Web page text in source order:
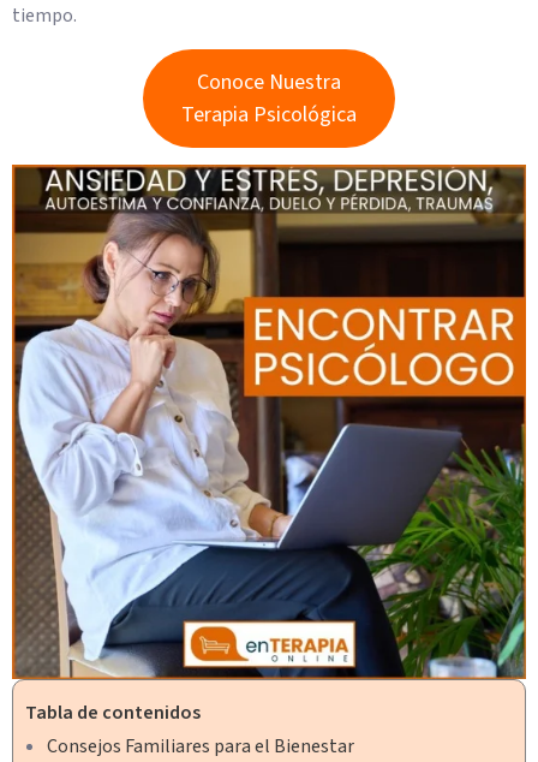
tiempo.
Conoce Nuestra
Terapia Psicológica
Tabla de contenidos
Consejos Familiares para el Bienestar